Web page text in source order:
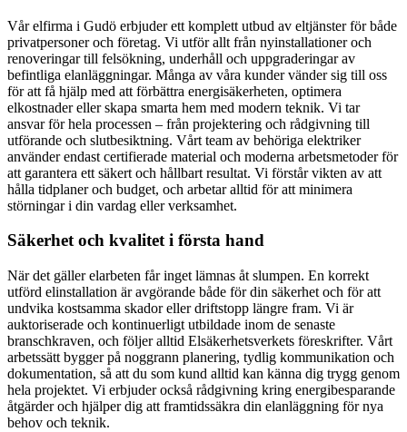
Vår elfirma i Gudö erbjuder ett komplett utbud av eltjänster för både
privatpersoner och företag. Vi utför allt från nyinstallationer och
renoveringar till felsökning, underhåll och uppgraderingar av
befintliga elanläggningar. Många av våra kunder vänder sig till oss
för att få hjälp med att förbättra energisäkerheten, optimera
elkostnader eller skapa smarta hem med modern teknik. Vi tar
ansvar för hela processen – från projektering och rådgivning till
utförande och slutbesiktning. Vårt team av behöriga elektriker
använder endast certifierade material och moderna arbetsmetoder för
att garantera ett säkert och hållbart resultat. Vi förstår vikten av att
hålla tidplaner och budget, och arbetar alltid för att minimera
störningar i din vardag eller verksamhet.
Säkerhet och kvalitet i första hand
När det gäller elarbeten får inget lämnas åt slumpen. En korrekt
utförd elinstallation är avgörande både för din säkerhet och för att
undvika kostsamma skador eller driftstopp längre fram. Vi är
auktoriserade och kontinuerligt utbildade inom de senaste
branschkraven, och följer alltid Elsäkerhetsverkets föreskrifter. Vårt
arbetssätt bygger på noggrann planering, tydlig kommunikation och
dokumentation, så att du som kund alltid kan känna dig trygg genom
hela projektet. Vi erbjuder också rådgivning kring energibesparande
åtgärder och hjälper dig att framtidssäkra din elanläggning för nya
behov och teknik.